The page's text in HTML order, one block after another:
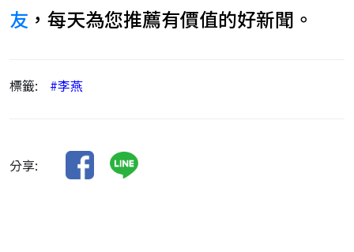
友 ，每天為您推薦有價值的好新聞。
標籤: #李燕
分享: